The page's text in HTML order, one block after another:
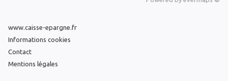
www.caisse-epargne.fr
Informations cookies
Contact
Mentions légales